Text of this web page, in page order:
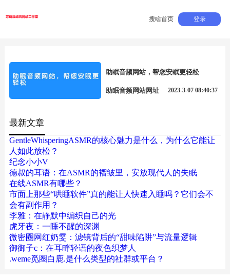
搜啥首页 登录
助眠音频网站，帮您安眠更轻松
助眠音频网站网址 2023-3-07 08:40:37
最新文章
GentleWhisperingASMR的核心魅力是什么，为什么它能让
人如此放松？
纪念小小V
德叔的耳语：在ASMR的褶皱里，安放现代人的失眠
在线ASMR有哪些？
市面上那些“哄睡软件”真的能让人快速入睡吗？它们会不
会有副作用？
李雅：在静默中编织自己的光
虎牙夜：一睡不醒的深渊
微密圈网红奶雯：滤镜背后的“甜味陷阱”与流量逻辑
御御子c：在耳畔轻语的夜色织梦人
.weme觅圈白鹿.是什么类型的社群或平台？